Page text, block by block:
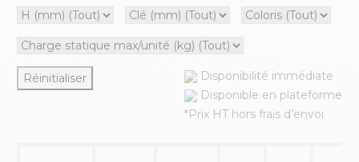
Réinitialiser
Disponibilité immédiate
Disponible en plateforme
*Prix HT hors frais d’envoi